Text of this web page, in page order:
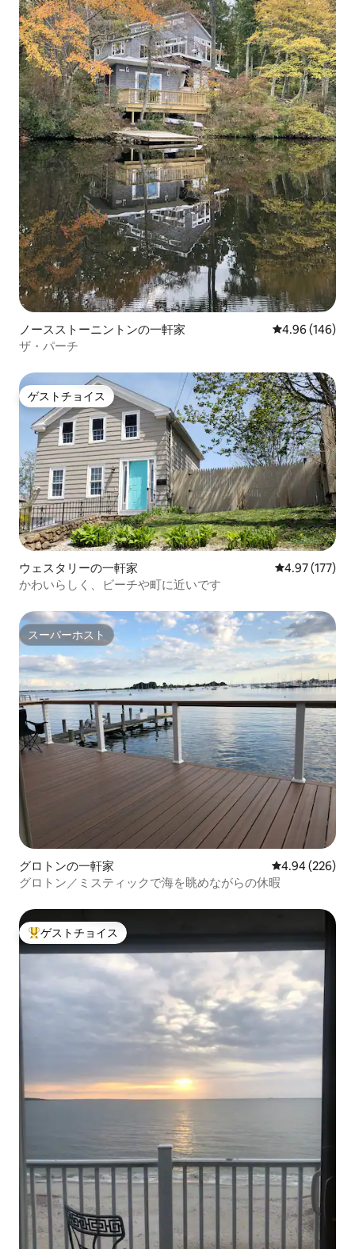
ノースストーニントンの一軒家 レビュー146
4.96 (146)
ザ・パーチ
ゲストチョイス
ゲストチョイス
ウェスタリーの一軒家 レビュー177
4.97 (177)
かわいらしく、ビーチや町に近いです
スーパーホスト
スーパーホスト
グロトンの一軒家 レビュー226
4.94 (226)
グロトン／ミスティックで海を眺めながらの休暇
大好評のゲストチョイスです。
ゲストチョイス